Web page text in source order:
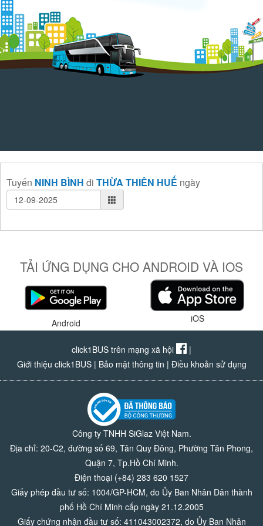
Tuyến NINH BÌNH đi THỪA THIÊN HUẾ ngày
TẢI ỨNG DỤNG CHO ANDROID VÀ IOS
Android iOS
click1BUS trên mạng xã hội
|
Giới thiệu click1BUS| Bảo mật thông tin | Điều khoản sử dụng
Công ty TNHH SiGlaz Việt Nam.
Địa chỉ: 20-C2, đường số 69, Tân Quy Đông, Phường Tân Phong,
Quận 7, Tp.Hồ Chí Minh.
Điện thoại (+84) 283 620 1527
Giấy phép đầu tư số: 1004/GP-HCM, do Ủy Ban Nhân Dân thành
phố Hồ Chí Minh cấp ngày 21.12.2005
Giấy chứng nhận đầu tư số: 411043002372, do Ủy Ban Nhân